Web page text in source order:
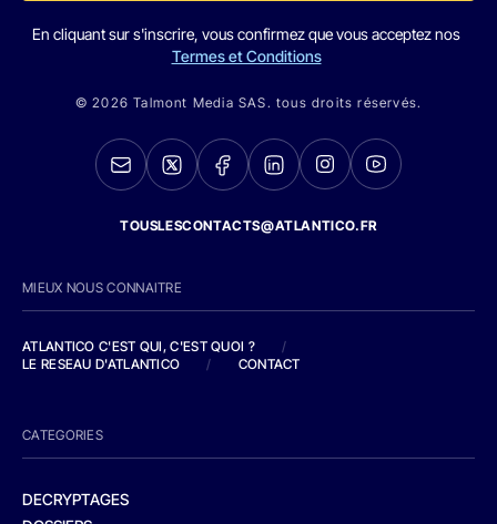
En cliquant sur s'inscrire, vous confirmez que vous acceptez nos
Termes et Conditions
© 2026 Talmont Media SAS. tous droits réservés.
TOUSLESCONTACTS@ATLANTICO.FR
MIEUX NOUS CONNAITRE
ATLANTICO C'EST QUI, C'EST QUOI ?
/
LE RESEAU D'ATLANTICO
/ CONTACT
CATEGORIES
DECRYPTAGES